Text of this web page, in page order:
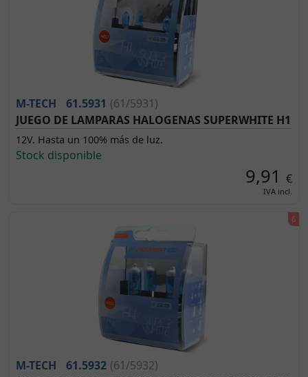
M-TECH 61.5931 (61/5931)
JUEGO DE LAMPARAS HALOGENAS SUPERWHITE H1
12V. Hasta un 100% más de luz.
Stock disponible
9,91 €
IVA incl.
M-TECH 61.5932 (61/5932)